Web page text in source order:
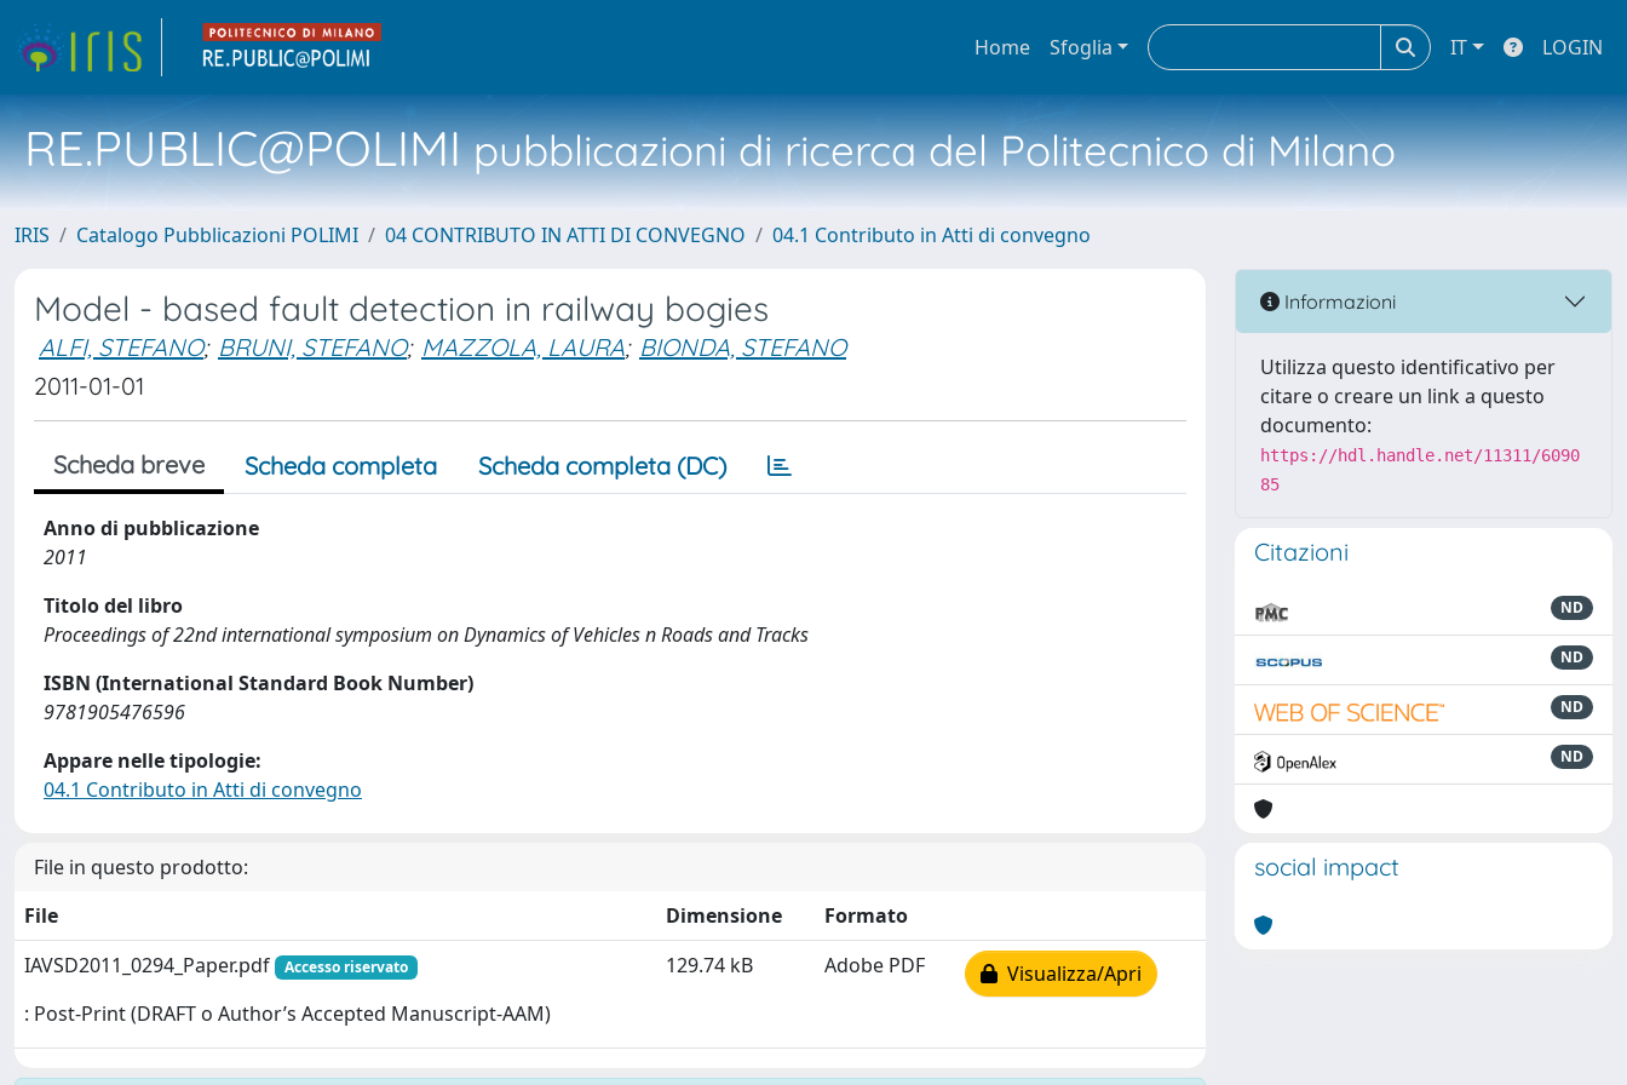
Home Sfoglia IT LOGIN
RE.PUBLIC@POLIMIpubblicazioni di ricerca del Politecnico di Milano
IRIS Catalogo Pubblicazioni POLIMI 04 CONTRIBUTO IN ATTI DI CONVEGNO 04.1 Contributo in Atti di convegno
Model - based fault detection in railway bogies
ALFI, STEFANO; BRUNI, STEFANO; MAZZOLA, LAURA; BIONDA, STEFANO
2011-01-01
Scheda breve Scheda completa Scheda completa (DC)
Anno di pubblicazione
2011
Titolo del libro
Proceedings of 22nd international symposium on Dynamics of Vehicles n Roads and Tracks
ISBN (International Standard Book Number)
9781905476596
Appare nelle tipologie:
04.1 Contributo in Atti di convegno
File in questo prodotto:
File
Dimensione
Formato
IAVSD2011_0294_Paper.pdf
Accesso riservato
: Post-Print (DRAFT o Author’s Accepted Manuscript-AAM)
129.74 kB Adobe PDF Visualizza/Apri
Informazioni
Utilizza questo identificativo per
citare o creare un link a questo
documento:
https://hdl.handle.net/11311/6090
85
Citazioni
ND
ND
ND
ND
social impact